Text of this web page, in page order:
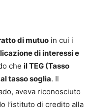
le possibilità
legali più
Mandico &
di mutuo in cui i
di interessi e
che il TEG (Tasso
tasso soglia. Il
aveva riconosciuto
l’istituto di credito alla